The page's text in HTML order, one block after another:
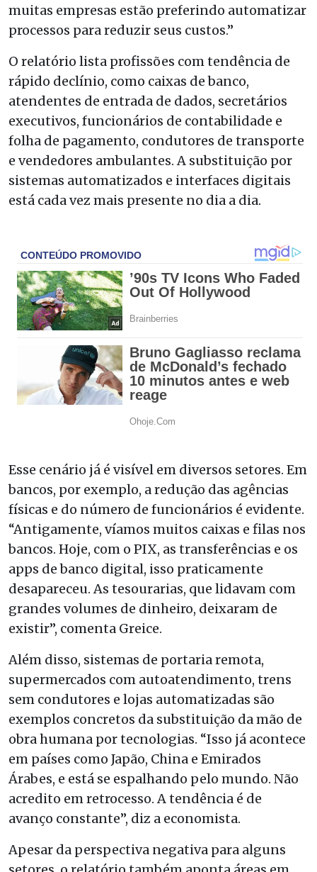
muitas empresas estão preferindo automatizar
processos para reduzir seus custos.”
O relatório lista profissões com tendência de
rápido declínio, como caixas de banco,
atendentes de entrada de dados, secretários
executivos, funcionários de contabilidade e
folha de pagamento, condutores de transporte
e vendedores ambulantes. A substituição por
sistemas automatizados e interfaces digitais
está cada vez mais presente no dia a dia.
Esse cenário já é visível em diversos setores. Em
bancos, por exemplo, a redução das agências
físicas e do número de funcionários é evidente.
“Antigamente, víamos muitos caixas e filas nos
bancos. Hoje, com o PIX, as transferências e os
apps de banco digital, isso praticamente
desapareceu. As tesourarias, que lidavam com
grandes volumes de dinheiro, deixaram de
existir”, comenta Greice.
Além disso, sistemas de portaria remota,
supermercados com autoatendimento, trens
sem condutores e lojas automatizadas são
exemplos concretos da substituição da mão de
obra humana por tecnologias. “Isso já acontece
em países como Japão, China e Emirados
Árabes, e está se espalhando pelo mundo. Não
acredito em retrocesso. A tendência é de
avanço constante”, diz a economista.
Apesar da perspectiva negativa para alguns